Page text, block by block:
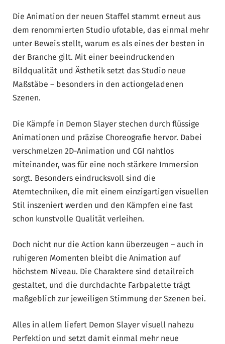
Die Animation der neuen Staffel stammt erneut aus
dem renommierten Studio ufotable, das einmal mehr
unter Beweis stellt, warum es als eines der besten in
der Branche gilt. Mit einer beeindruckenden
Bildqualität und Ästhetik setzt das Studio neue
Maßstäbe – besonders in den actiongeladenen
Szenen.
Die Kämpfe in Demon Slayer stechen durch flüssige
Animationen und präzise Choreografie hervor. Dabei
verschmelzen 2D-Animation und CGI nahtlos
miteinander, was für eine noch stärkere Immersion
sorgt. Besonders eindrucksvoll sind die
Atemtechniken, die mit einem einzigartigen visuellen
Stil inszeniert werden und den Kämpfen eine fast
schon kunstvolle Qualität verleihen.
Doch nicht nur die Action kann überzeugen – auch in
ruhigeren Momenten bleibt die Animation auf
höchstem Niveau. Die Charaktere sind detailreich
gestaltet, und die durchdachte Farbpalette trägt
maßgeblich zur jeweiligen Stimmung der Szenen bei.
Alles in allem liefert Demon Slayer visuell nahezu
Perfektion und setzt damit einmal mehr neue